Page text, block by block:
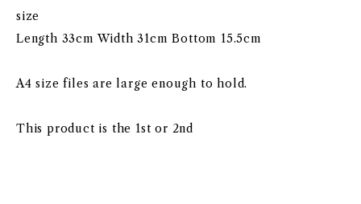
size
Length 33cm Width 31cm Bottom 15.5cm
A4 size files are large enough to hold.
This product is the 1st or 2nd